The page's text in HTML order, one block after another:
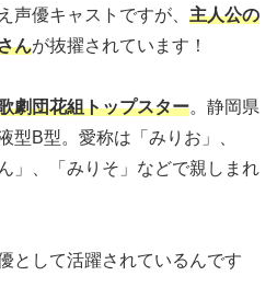
声優キャストですが、 主人公の
んが抜擢されています！
劇団花組トップスター。静岡県
型B型。愛称は「みりお」、
」、「みりそ」などで親しまれ
として活躍されているんです